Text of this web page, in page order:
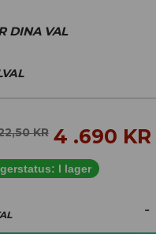
KR 4 .690 KR
I lager